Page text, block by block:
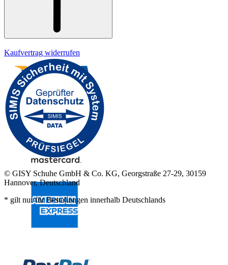
Kaufvertrag widerrufen
© GISY Schuhe GmbH & Co. KG, Georgstraße 27-29, 30159
Hannover, Deutschland
* gilt nur für Bestellungen innerhalb Deutschlands